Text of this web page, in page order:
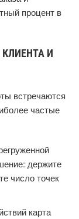
процент в
И
встречаются
частые
держите
число точек
карта